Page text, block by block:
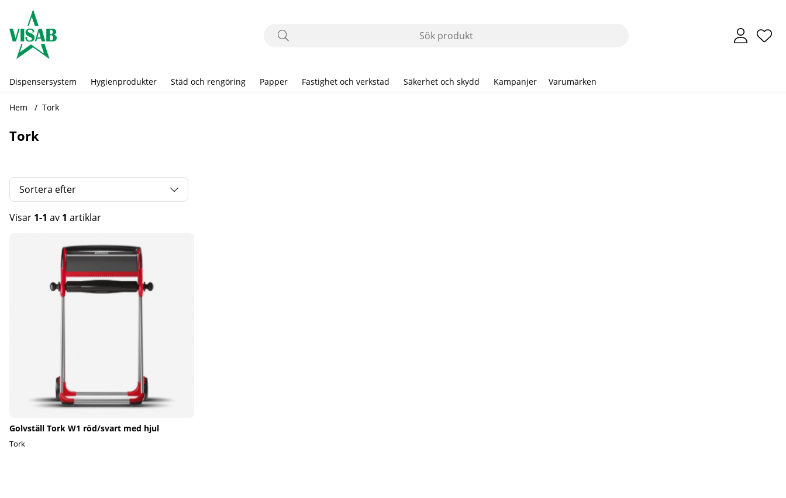
.
Dispensersystem Hygienprodukter Städ och rengöring Papper Fastighet och verkstad Säkerhet och skydd Kampanjer Varumärken
Hem Tork
Tork
Sortera efter
Visar 1-1 av 1 artiklar
Golvställ Tork W1 röd/svart med hjul
Tork